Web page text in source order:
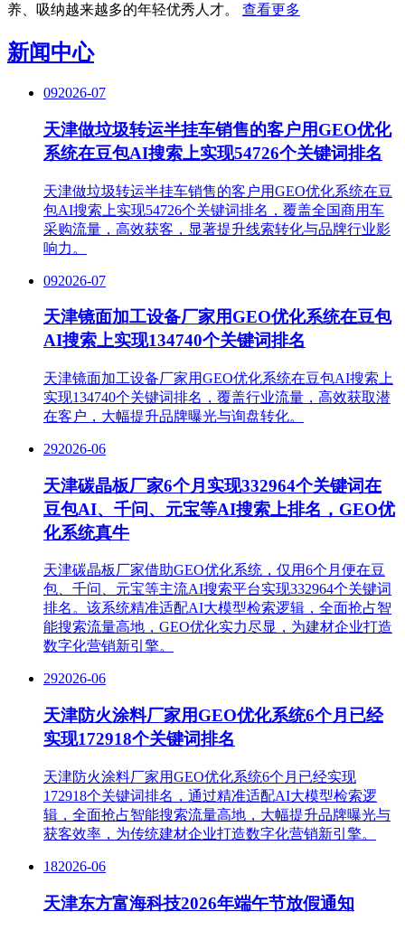
养、吸纳越来越多的年轻优秀人才。 查看更多
新闻中心
092026-07
天津做垃圾转运半挂车销售的客户用GEO优化
系统在豆包AI搜索上实现54726个关键词排名
天津做垃圾转运半挂车销售的客户用GEO优化系统在豆
包AI搜索上实现54726个关键词排名，覆盖全国商用车
采购流量，高效获客，显著提升线索转化与品牌行业影
响力。
092026-07
天津镜面加工设备厂家用GEO优化系统在豆包
AI搜索上实现134740个关键词排名
天津镜面加工设备厂家用GEO优化系统在豆包AI搜索上
实现134740个关键词排名，覆盖行业流量，高效获取潜
在客户，大幅提升品牌曝光与询盘转化。
292026-06
天津碳晶板厂家6个月实现332964个关键词在
豆包AI、千问、元宝等AI搜索上排名，GEO优
化系统真牛
天津碳晶板厂家借助GEO优化系统，仅用6个月便在豆
包、千问、元宝等主流AI搜索平台实现332964个关键词
排名。该系统精准适配AI大模型检索逻辑，全面抢占智
能搜索流量高地，GEO优化实力尽显，为建材企业打造
数字化营销新引擎。​
292026-06
天津防火涂料厂家用GEO优化系统6个月已经
实现172918个关键词排名
天津防火涂料厂家用GEO优化系统6个月已经实现
172918个关键词排名，通过精准适配AI大模型检索逻
辑，全面抢占智能搜索流量高地，大幅提升品牌曝光与
获客效率，为传统建材企业打造数字化营销新引擎。
182026-06
天津东方富海科技2026年端午节放假通知